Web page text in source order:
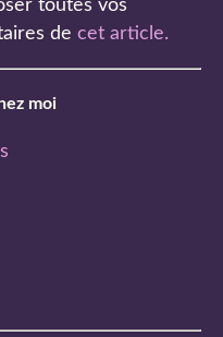
toutes vos
de cet article.
moi